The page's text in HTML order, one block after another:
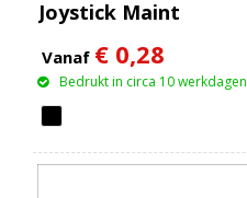
Joystick Maint
Vanaf € 0,28
Bedrukt in circa 10 werkdagen